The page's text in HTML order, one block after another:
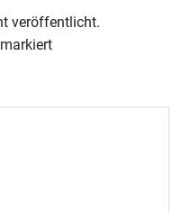
veröffentlicht.
markiert